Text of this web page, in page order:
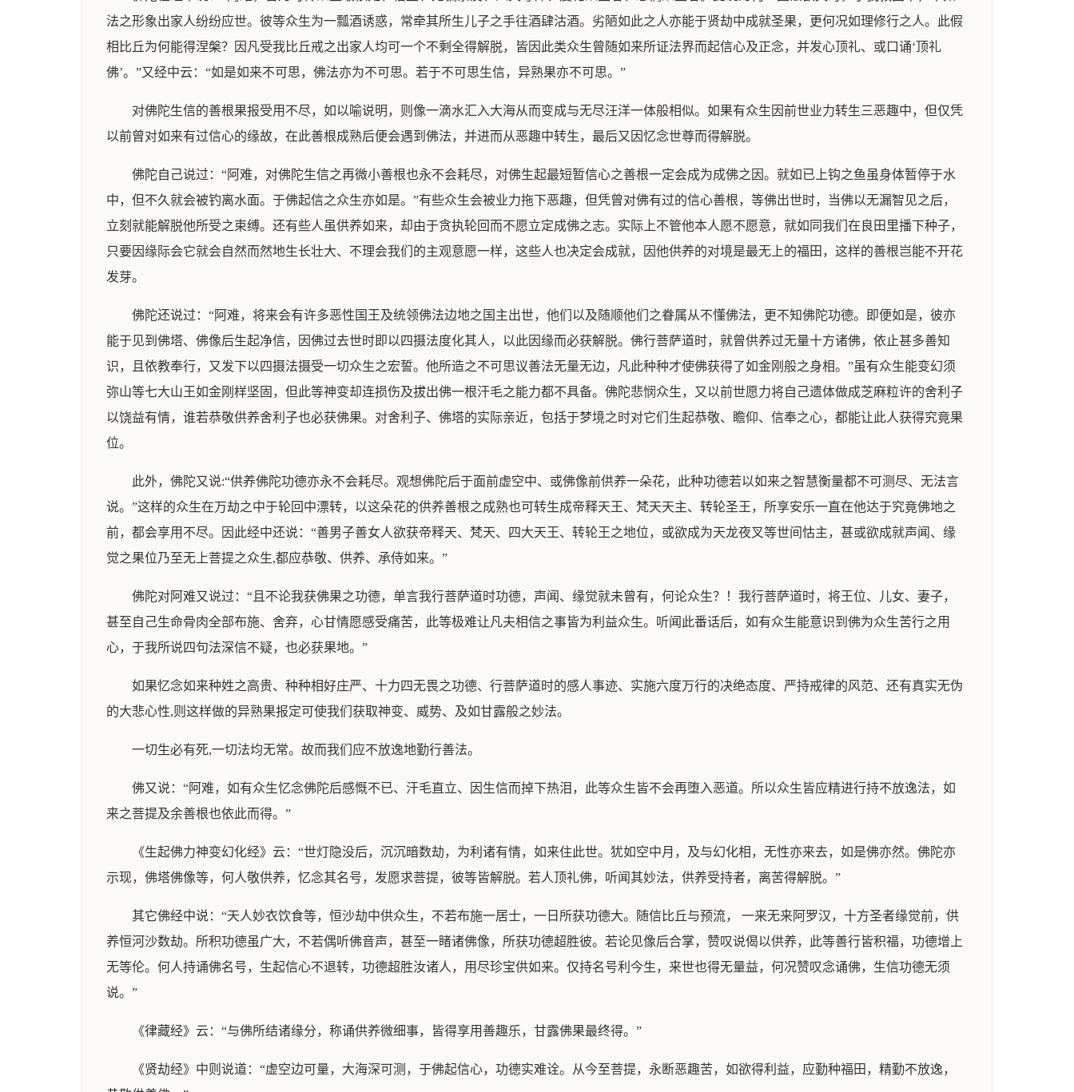
法之形象出家人纷纷应世。彼等众生为一瓢酒诱惑，常牵其所生儿子之手往酒肆沽酒。劣陋如此之人亦能于贤劫中成就圣果，更何况如理修行之人。此假
相比丘为何能得涅槃？因凡受我比丘戒之出家人均可一个不剩全得解脱，皆因此类众生曾随如来所证法界而起信心及正念，并发心顶礼、或口诵‘顶礼
佛’。”又经中云：“如是如来不可思，佛法亦为不可思。若于不可思生信，异熟果亦不可思。”
对佛陀生信的善根果报受用不尽，如以喻说明，则像一滴水汇入大海从而变成与无尽汪洋一体般相似。如果有众生因前世业力转生三恶趣中，但仅凭
以前曾对如来有过信心的缘故，在此善根成熟后便会遇到佛法，并进而从恶趣中转生，最后又因忆念世尊而得解脱。
佛陀自己说过：“阿难，对佛陀生信之再微小善根也永不会耗尽，对佛生起最短暂信心之善根一定会成为成佛之因。就如已上钩之鱼虽身体暂停于水
中，但不久就会被钓离水面。于佛起信之众生亦如是。”有些众生会被业力拖下恶趣，但凭曾对佛有过的信心善根，等佛出世时，当佛以无漏智见之后，
立刻就能解脱他所受之束缚。还有些人虽供养如来，却由于贪执轮回而不愿立定成佛之志。实际上不管他本人愿不愿意，就如同我们在良田里播下种子，
只要因缘际会它就会自然而然地生长壮大、不理会我们的主观意愿一样，这些人也决定会成就，因他供养的对境是最无上的福田，这样的善根岂能不开花
发芽。
佛陀还说过：“阿难，将来会有许多恶性国王及统领佛法边地之国主出世，他们以及随顺他们之眷属从不懂佛法，更不知佛陀功德。即便如是，彼亦
能于见到佛塔、佛像后生起净信，因佛过去世时即以四摄法度化其人，以此因缘而必获解脱。佛行菩萨道时，就曾供养过无量十方诸佛，依止甚多善知
识，且依教奉行，又发下以四摄法摄受一切众生之宏誓。他所造之不可思议善法无量无边，凡此种种才使佛获得了如金刚般之身相。”虽有众生能变幻须
弥山等七大山王如金刚样坚固，但此等神变却连损伤及拔出佛一根汗毛之能力都不具备。佛陀悲悯众生，又以前世愿力将自己遗体做成芝麻粒许的舍利子
以饶益有情，谁若恭敬供养舍利子也必获佛果。对舍利子、佛塔的实际亲近，包括于梦境之时对它们生起恭敬、瞻仰、信奉之心，都能让此人获得究竟果
位。
此外，佛陀又说:“供养佛陀功德亦永不会耗尽。观想佛陀后于面前虚空中、或佛像前供养一朵花，此种功德若以如来之智慧衡量都不可测尽、无法言
说。”这样的众生在万劫之中于轮回中漂转，以这朵花的供养善根之成熟也可转生成帝释天王、梵天天主、转轮圣王，所享安乐一直在他达于究竟佛地之
前，都会享用不尽。因此经中还说：“善男子善女人欲获帝释天、梵天、四大天王、转轮王之地位，或欲成为天龙夜叉等世间怙主，甚或欲成就声闻、缘
觉之果位乃至无上菩提之众生,都应恭敬、供养、承侍如来。”
佛陀对阿难又说过：“且不论我获佛果之功德，单言我行菩萨道时功德，声闻、缘觉就未曾有，何论众生？！我行菩萨道时，将王位、儿女、妻子，
甚至自己生命骨肉全部布施、舍弃，心甘情愿感受痛苦，此等极难让凡夫相信之事皆为利益众生。听闻此番话后，如有众生能意识到佛为众生苦行之用
心，于我所说四句法深信不疑，也必获果地。”
如果忆念如来种姓之高贵、种种相好庄严、十力四无畏之功德、行菩萨道时的感人事迹、实施六度万行的决绝态度、严持戒律的风范、还有真实无伪
的大悲心性,则这样做的异熟果报定可使我们获取神变、威势、及如甘露般之妙法。
一切生必有死,一切法均无常。故而我们应不放逸地勤行善法。
佛又说：“阿难，如有众生忆念佛陀后感慨不已、汗毛直立、因生信而掉下热泪，此等众生皆不会再堕入恶道。所以众生皆应精进行持不放逸法，如
来之菩提及余善根也依此而得。”
《生起佛力神变幻化经》云：“世灯隐没后，沉沉暗数劫，为利诸有情，如来住此世。犹如空中月，及与幻化相，无性亦来去，如是佛亦然。佛陀亦
示现，佛塔佛像等，何人敬供养，忆念其名号，发愿求菩提，彼等皆解脱。若人顶礼佛，听闻其妙法，供养受持者，离苦得解脱。”
其它佛经中说：“天人妙衣饮食等，恒沙劫中供众生，不若布施一居士，一日所获功德大。随信比丘与预流， 一来无来阿罗汉，十方圣者缘觉前，供
养恒河沙数劫。所积功德虽广大，不若偶听佛音声，甚至一睹诸佛像，所获功德超胜彼。若论见像后合掌，赞叹说偈以供养，此等善行皆积福，功德增上
无等伦。何人持诵佛名号，生起信心不退转，功德超胜汝诸人，用尽珍宝供如来。仅持名号利今生，来世也得无量益，何况赞叹念诵佛，生信功德无须
说。”
《律藏经》云：“与佛所结诸缘分，称诵供养微细事，皆得享用善趣乐，甘露佛果最终得。”
《贤劫经》中则说道：“虚空边可量，大海深可测，于佛起信心，功德实难诠。从今至菩提，永断恶趣苦，如欲得利益，应勤种福田，精勤不放逸，